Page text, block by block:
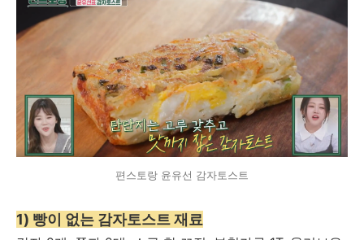
편스토랑 윤유선 감자토스트
1) 빵이 없는 감자토스트 재료